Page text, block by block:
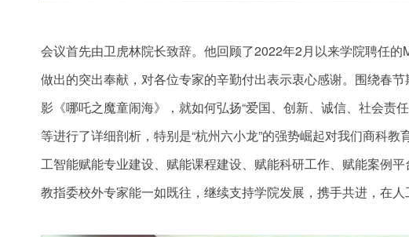
会议首先由卫虎林院长致辞。他回顾了2022年2月以来学院聘任
做出的突出奉献，对各位专家的辛勤付出表示衷心感谢。围绕春
影《哪吒之魔童闹海》，就如何弘扬“爱国、创新、诚信、社会责
等进行了详细剖析，特别是“杭州六小龙”的强势崛起对我们商科
工智能赋能专业建设、赋能课程建设、赋能科研工作、赋能案例
教指委校外专家能一如既往，继续支持学院发展，携手共进，在